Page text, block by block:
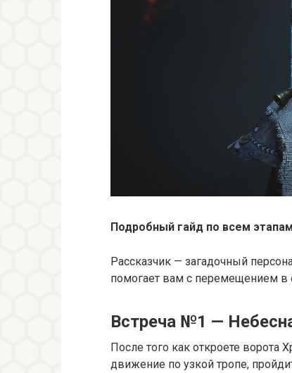
Подробный гайд по всем
Рассказчик — загадочный
помогает вам с перемещением в
Встреча №1 —
После того как откроете
движение по узкой тропе,